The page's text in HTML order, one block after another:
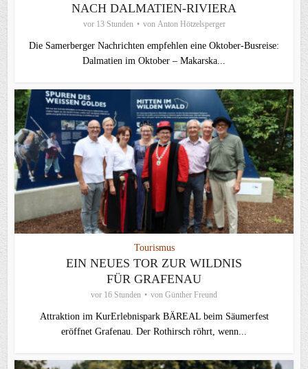
NACH DALMATIEN-RIVIERA
vor 13 Stunden von Anton Hötzelsperger
Die Samerberger Nachrichten empfehlen eine Oktober-Busreise:
Dalmatien im Oktober – Makarska...
Tourismus
EIN NEUES TOR ZUR WILDNIS
FÜR GRAFENAU
vor 16 Stunden von Günther Freund
Attraktion im KurErlebnispark BÄREAL beim Säumerfest
eröffnet Grafenau. Der Rothirsch röhrt, wenn...